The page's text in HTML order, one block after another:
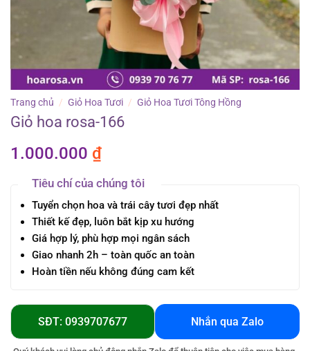
Trang chủ / Giỏ Hoa Tươi / Giỏ Hoa Tươi Tông Hồng
Giỏ hoa rosa-166
1.000.000 ₫
Tiêu chí của chúng tôi
Tuyển chọn hoa và trái cây tươi đẹp nhất
Thiết kế đẹp, luôn bắt kịp xu hướng
Giá hợp lý, phù hợp mọi ngân sách
Giao nhanh 2h – toàn quốc an toàn
Hoàn tiền nếu không đúng cam kết
SĐT: 0939707677 Nhắn qua Zalo